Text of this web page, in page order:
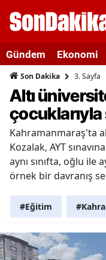
Gündem Ekonomi
Son Dakika 3. Sayfa
Altı
çocuklarıyla
Kahramanmaraş'ta
Kozalak, AYT
aynı sınıfta, oğlu ile
örnek bir davranış
#Eğitim